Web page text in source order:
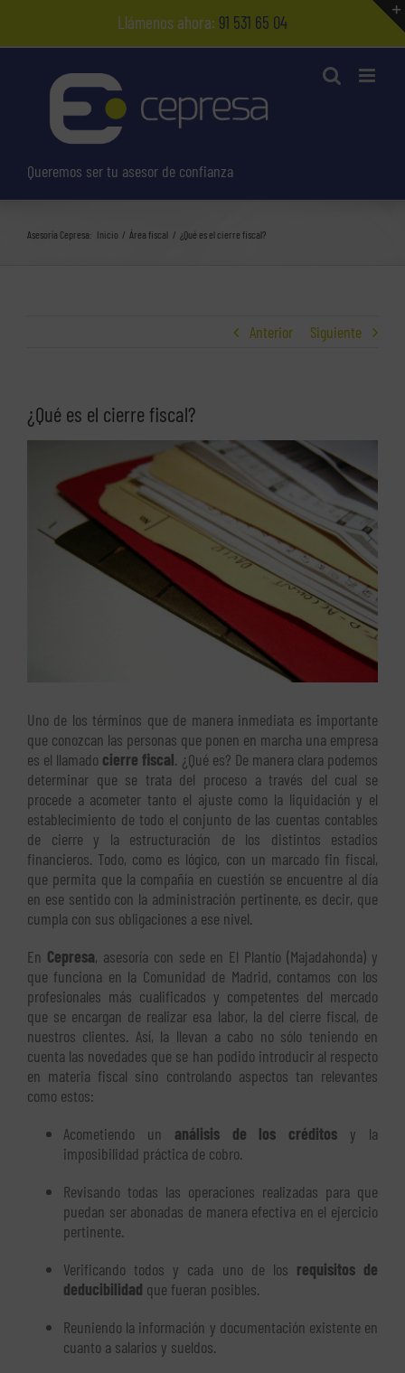
contenido
Llámenos ahora: 91 531 65 04
Queremos ser tu asesor de confianza
Asesoría Cepresa: Inicio Área fiscal ¿Qué es el cierre fiscal?
Anterior Siguiente
¿Qué es el cierre fiscal?
Uno de los términos que de manera inmediata es importante
que conozcan las personas que ponen en marcha una empresa
es el llamado cierre fiscal. ¿Qué es? De manera clara podemos
determinar que se trata del proceso a través del cual se
procede a acometer tanto el ajuste como la liquidación y el
establecimiento de todo el conjunto de las cuentas contables
de cierre y la estructuración de los distintos estadios
financieros. Todo, como es lógico, con un marcado fin fiscal,
que permita que la compañía en cuestión se encuentre al día
en ese sentido con la administración pertinente, es decir, que
cumpla con sus obligaciones a ese nivel.
En Cepresa, asesoría con sede en El Plantío (Majadahonda) y
que funciona en la Comunidad de Madrid, contamos con los
profesionales más cualificados y competentes del mercado
que se encargan de realizar esa labor, la del cierre fiscal, de
nuestros clientes. Así, la llevan a cabo no sólo teniendo en
cuenta las novedades que se han podido introducir al respecto
en materia fiscal sino controlando aspectos tan relevantes
como estos:
Acometiendo un análisis de los créditos y la
imposibilidad práctica de cobro.
Revisando todas las operaciones realizadas para que
puedan ser abonadas de manera efectiva en el ejercicio
pertinente.
Verificando todos y cada uno de los requisitos de
deducibilidad que fueran posibles.
Reuniendo la información y documentación existente en
cuanto a salarios y sueldos.